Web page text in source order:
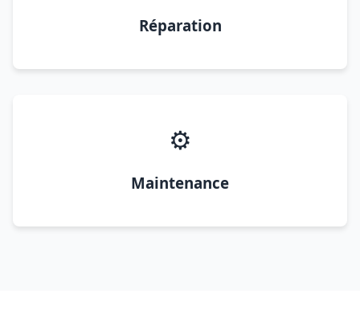
Réparation
⚙️
Maintenance